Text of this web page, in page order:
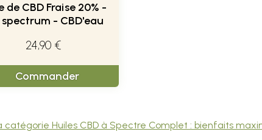
de CBD Fraise 20% -
spectrum - CBD'eau
24,90 €
Commander
catégorie Huiles CBD à Spectre Complet : bienfaits